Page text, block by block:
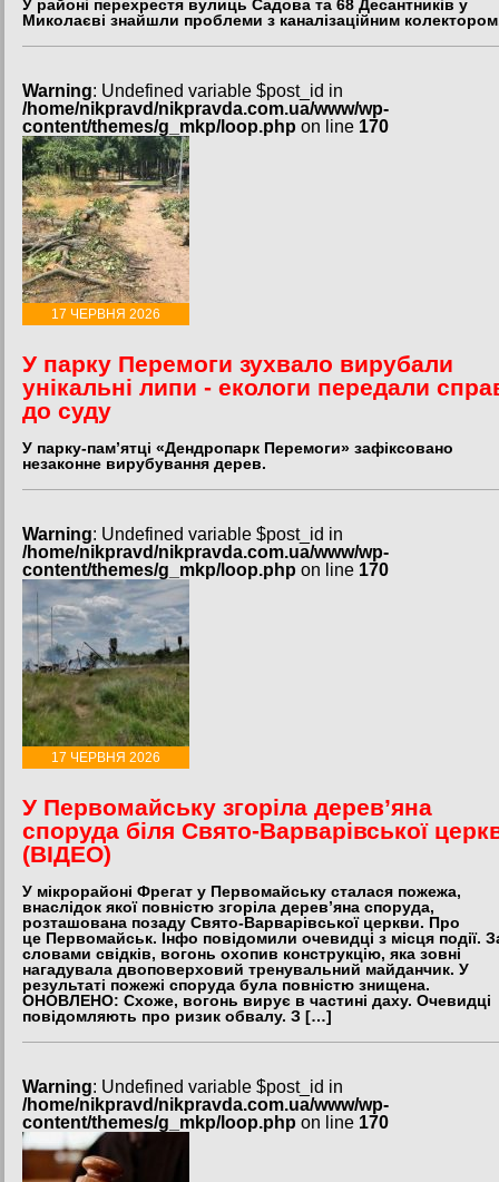
У районі перехрестя вулиць Садова та 68 Десантників у
Миколаєві знайшли проблеми з каналізаційним
Warning: Undefined variable $post_id in
/home/nikpravd/nikpravda.com.ua/www/wp-
content/themes/g_mkp/loop.php on line 170
17 ЧЕРВНЯ 2026
У парку Перемоги зухвало вирубали
унікальні липи - екологи передали
до суду
У парку-пам’ятці «Дендропарк Перемоги» зафіксовано
незаконне вирубування дерев.
Warning: Undefined variable $post_id in
/home/nikpravd/nikpravda.com.ua/www/wp-
content/themes/g_mkp/loop.php on line 170
17 ЧЕРВНЯ 2026
У Первомайську згоріла дерев’яна
споруда біля Свято-Варварівської
(ВІДЕО)
У мікрорайоні Фрегат у Первомайську сталася пожежа,
внаслідок якої повністю згоріла дерев’яна споруда,
розташована позаду Свято-Варварівської церкви. Про
це Первомайськ. Інфо повідомили очевидці з місця події.
словами свідків, вогонь охопив конструкцію, яка зовні
нагадувала двоповерховий тренувальний майданчик. У
результаті пожежі споруда була повністю знищена.
ОНОВЛЕНО: Схоже, вогонь вирує в частині даху. Очевидці
повідомляють про ризик обвалу. З […]
Warning: Undefined variable $post_id in
/home/nikpravd/nikpravda.com.ua/www/wp-
content/themes/g_mkp/loop.php on line 170